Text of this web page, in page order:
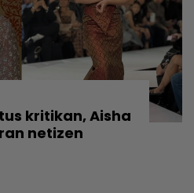
kritikan, Aisha
netizen